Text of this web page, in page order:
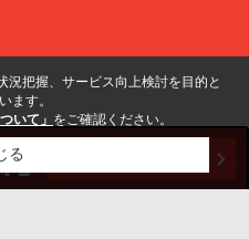
況把握、サービス向上検討を目的と
ます。
いて」 をご確認ください。
る